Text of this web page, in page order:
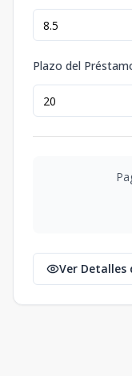
Plazo del
Ver Detalles